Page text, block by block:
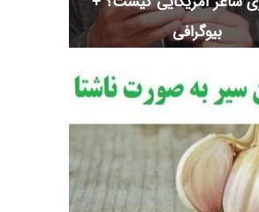
بیوگرافی